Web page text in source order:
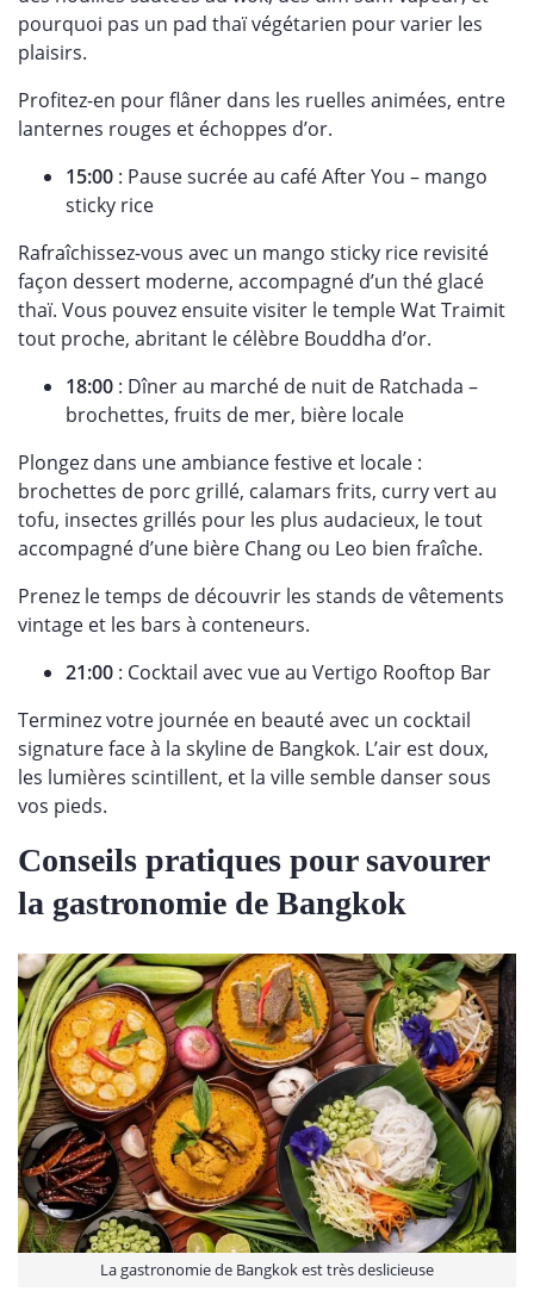
pourquoi pas un pad thaï végétarien pour varier les
plaisirs.
Profitez-en pour flâner dans les ruelles animées, entre
lanternes rouges et échoppes d’or.
15:00 : Pause sucrée au café After You – mango
sticky rice
Rafraîchissez-vous avec un mango sticky rice revisité
façon dessert moderne, accompagné d’un thé glacé
thaï. Vous pouvez ensuite visiter le temple Wat Traimit
tout proche, abritant le célèbre Bouddha d’or.
18:00 : Dîner au marché de nuit de Ratchada –
brochettes, fruits de mer, bière locale
Plongez dans une ambiance festive et locale :
brochettes de porc grillé, calamars frits, curry vert au
tofu, insectes grillés pour les plus audacieux, le tout
accompagné d’une bière Chang ou Leo bien fraîche.
Prenez le temps de découvrir les stands de vêtements
vintage et les bars à conteneurs.
21:00 : Cocktail avec vue au Vertigo Rooftop Bar
Terminez votre journée en beauté avec un cocktail
signature face à la skyline de Bangkok. L’air est doux,
les lumières scintillent, et la ville semble danser sous
vos pieds.
Conseils pratiques pour savourer
la gastronomie de Bangkok
La gastronomie de Bangkok est très deslicieuse